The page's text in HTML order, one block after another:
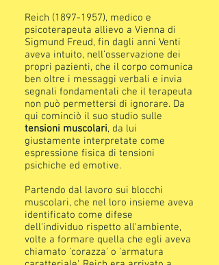
Reich (1897-1957), medico e
psicoterapeuta allievo a Vienna di
Sigmund Freud, fin dagli anni Venti
aveva intuito, nell’osservazione dei
propri pazienti, che il corpo comunica
ben oltre i messaggi verbali e invia
segnali fondamentali che il terapeuta
non può permettersi di ignorare. Da
qui cominciò il suo studio sulle
tensioni muscolari, da lui
giustamente interpretate come
espressione fisica di tensioni
psichiche ed emotive.
Partendo dal lavoro sui blocchi
muscolari, che nel loro insieme aveva
identificato come difese
dell'individuo rispetto all'ambiente,
volte a formare quella che egli aveva
chiamato 'corazza' o 'armatura